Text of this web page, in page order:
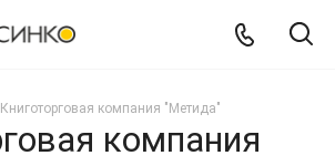
Книготорговая компания "Метида"
компания